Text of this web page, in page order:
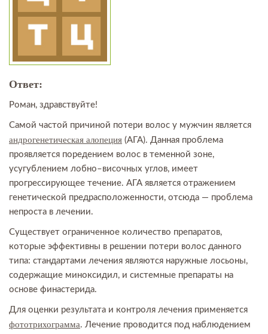
Ответ:
Роман, здравствуйте!
Самой частой причиной потери волос у мужчин является
андрогенетическая алопеция (АГА). Данная проблема
проявляется поредением волос в теменной зоне,
усугублением лобно–височных углов, имеет
прогрессирующее течение. АГА является отражением
генетической предрасположенности, отсюда — проблема
непроста в лечении.
Существует ограниченное количество препаратов,
которые эффективны в решении потери волос данного
типа: стандартами лечения являются наружные лосьоны,
содержащие миноксидил, и системные препараты на
основе финастерида.
Для оценки результата и контроля лечения применяется
фототрихограмма. Лечение проводится под наблюдением